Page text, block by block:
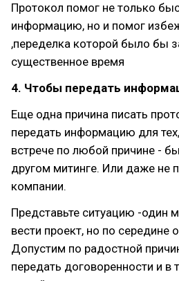
Протокол помог не только
информацию, но и помог
,переделка которой было бы
существенное время
4. Чтобы передать
Еще одна причина писать
передать информацию для
встрече по любой причине -
другом митинге. Или даже не
компании.
Представьте ситуацию -один
вести проект, но по середине
Допустим по радостной
передать договоренности и в